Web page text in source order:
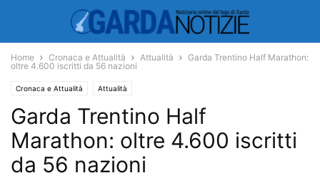
Home Cronaca e Attualità Attualità
Garda Trentino Half Marathon:
oltre 4.600 iscritti da 56 nazioni
Cronaca e Attualità Attualità
Garda Trentino Half
Marathon: oltre 4.600 iscritti
da 56 nazioni